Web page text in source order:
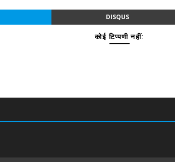
DISQUS
कोई टिप्पणी नहीं: